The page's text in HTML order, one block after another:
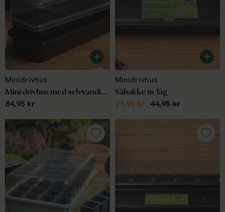
Minidrivhus
Mini drivhus med selvvanding m. 12 celler
84,95 kr
Minidrivhus
Såbakke m/låg
29,95 kr 44,95 kr